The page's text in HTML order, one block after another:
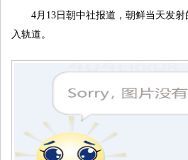
4月13日朝中社报道，朝鲜当天发
入轨道。